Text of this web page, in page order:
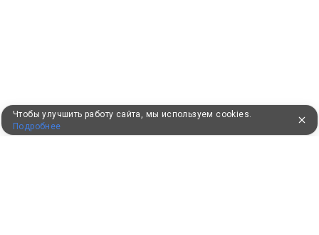
Чтобы улучшить работу сайта, мы используем cookies.
Подробнее